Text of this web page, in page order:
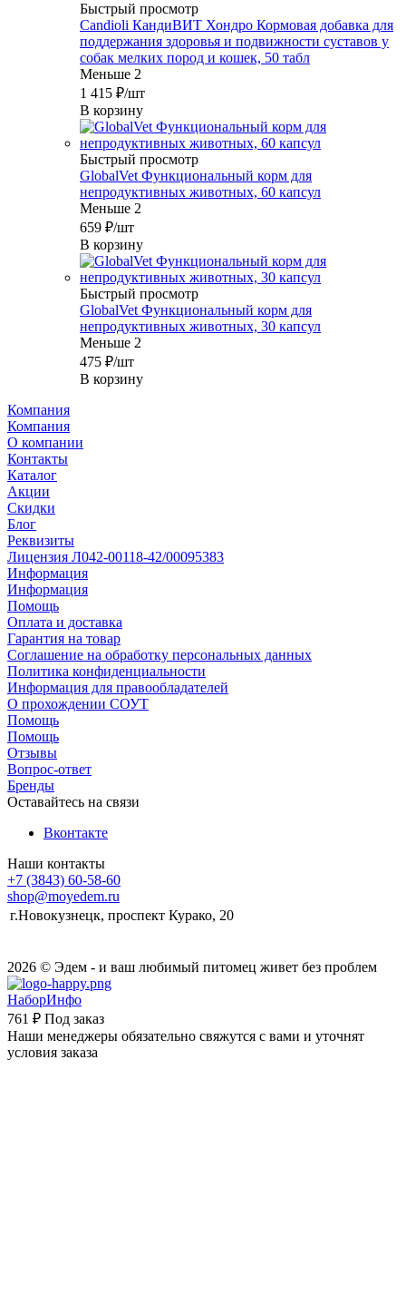
Быстрый просмотр
Candioli КандиВИТ Хондро Кормовая добавка для
поддержания здоровья и подвижности суставов у
собак мелких пород и кошек, 50 табл
Меньше 2
1 415 ₽/шт
В корзину
Быстрый просмотр
GlobalVet Функциональный корм для
непродуктивных животных, 60 капсул
Меньше 2
659 ₽/шт
В корзину
Быстрый просмотр
GlobalVet Функциональный корм для
непродуктивных животных, 30 капсул
Меньше 2
475 ₽/шт
В корзину
Компания
Компания
О компании
Контакты
Каталог
Акции
Скидки
Блог
Реквизиты
Лицензия Л042-00118-42/00095383
Информация
Информация
Помощь
Оплата и доставка
Гарантия на товар
Соглашение на обработку персональных данных
Политика конфиденциальности
Информация для правообладателей
О прохождении СОУТ
Помощь
Помощь
Отзывы
Вопрос-ответ
Бренды
Оставайтесь на связи
Вконтакте
Наши контакты
+7 (3843) 60-58-60
shop@moyedem.ru
г.Новокузнецк, проспект Курако, 20
2026 © Эдем - и ваш любимый питомец живет без проблем
НаборИнфо
761 ₽ Под заказ
Наши менеджеры обязательно свяжутся с вами и уточнят
условия заказа